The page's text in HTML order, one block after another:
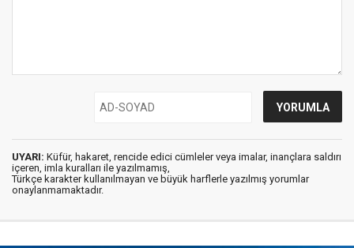
UYARI: Küfür, hakaret, rencide edici cümleler veya imalar, inançlara saldırı
içeren, imla kuralları ile yazılmamış,
Türkçe karakter kullanılmayan ve büyük harflerle yazılmış yorumlar
onaylanmamaktadır.